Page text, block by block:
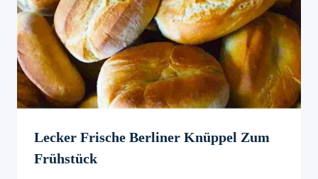
Lecker Frische Berliner Knüppel Zum
Frühstück